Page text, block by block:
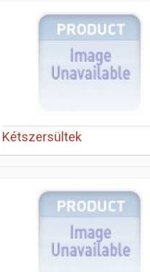
Kétszersültek